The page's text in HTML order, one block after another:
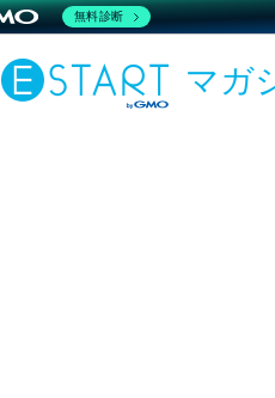
マガ
無料診断